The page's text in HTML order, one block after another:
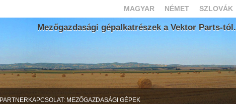
MAGYAR NÉMET SZLOVÁK
Mezőgazdasági gépalkatrészek a Vektor Parts-tól.
PARTNERKAPCSOLAT: MEZŐGAZDASÁGI GÉPEK